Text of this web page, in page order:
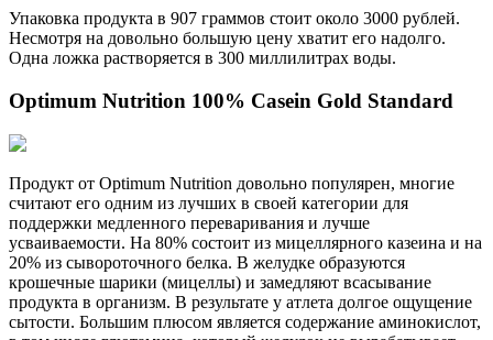
Упаковка продукта в 907 граммов стоит около 3000 рублей.
Несмотря на довольно большую цену хватит его надолго.
Одна ложка растворяется в 300 миллилитрах воды.
Optimum Nutrition 100% Casein Gold Standard
Продукт от Optimum Nutrition довольно популярен, многие
считают его одним из лучших в своей категории для
поддержки медленного переваривания и лучше
усваиваемости. На 80% состоит из мицеллярного казеина и на
20% из сывороточного белка. В желудке образуются
крошечные шарики (мицеллы) и замедляют всасывание
продукта в организм. В результате у атлета долгое ощущение
сытости. Большим плюсом является содержание аминокислот,